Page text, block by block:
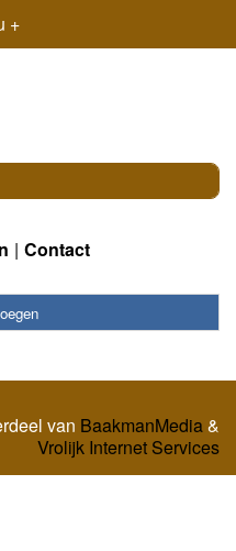
+
Contact
van BaakmanMedia&
Vrolijk Internet Services